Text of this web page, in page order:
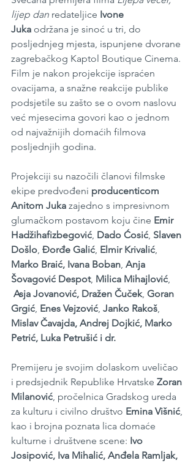
lijep dan redateljice Ivone
Juka održana je sinoć u tri, do
posljednjeg mjesta, ispunjene dvorane
zagrebačkog Kaptol Boutique Cinema.
Film je nakon projekcije ispraćen
ovacijama, a snažne reakcije publike
podsjetile su zašto se o ovom naslovu
već mjesecima govori kao o jednom
od najvažnijih domaćih filmova
posljednjih godina.
Projekciji su nazočili članovi filmske
ekipe predvođeni producenticom
Anitom Juka zajedno s impresivnom
glumačkom postavom koju čine Emir
Hadžihafizbegović Dado Ćosić Slaven
Došlo Đorđe Galić Elmir Krivalić
Marko Braić, Ivana Boban Anja
Šovagović Despot, Milica Mihajlović
Asja Jovanović, Dražen Čuček, Goran
Grgić Enes Vejzović Janko Rakoš
Mislav Čavajda, Andrej Dojkić, Marko
Petrić, Luka Petrušić i dr.
Premijeru je svojim dolaskom uveličao
i predsjednik Republike Hrvatske Zoran
Milanović , pročelnica Gradskog ureda
za kulturu i civilno društvo Emina Višnić
kao i brojna poznata lica domaće
kulturne i društvene scene: Ivo
Josipović, Iva Mihalić, Anđela Ramljak,